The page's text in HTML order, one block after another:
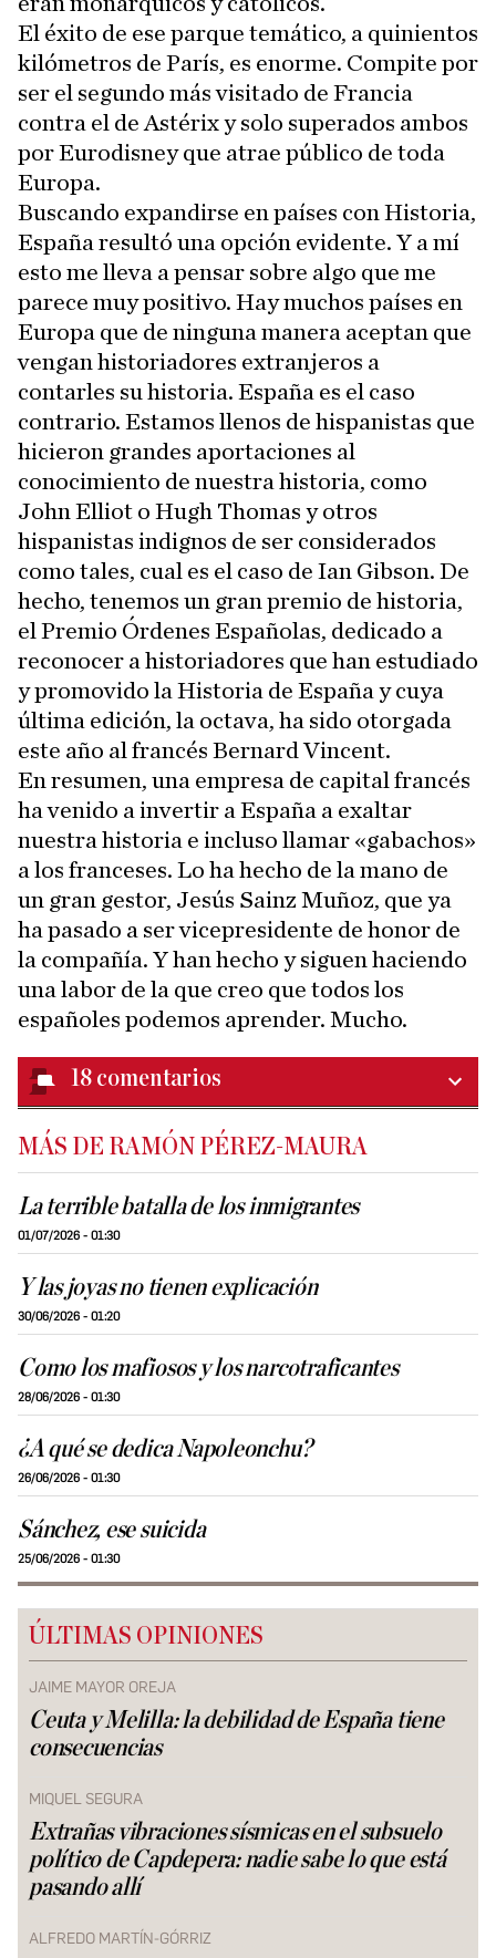
El éxito de ese parque temático, a quinientos
kilómetros de París, es enorme. Compite por
ser el segundo más visitado de Francia
contra el de Astérix y solo superados ambos
por Eurodisney que atrae público de toda
Europa.
Buscando expandirse en países con Historia,
España resultó una opción evidente. Y a mí
esto me lleva a pensar sobre algo que me
parece muy positivo. Hay muchos países en
Europa que de ninguna manera aceptan que
vengan historiadores extranjeros a
contarles su historia. España es el caso
contrario. Estamos llenos de hispanistas que
hicieron grandes aportaciones al
conocimiento de nuestra historia, como
John Elliot o Hugh Thomas y otros
hispanistas indignos de ser considerados
como tales, cual es el caso de Ian Gibson. De
hecho, tenemos un gran premio de historia,
el Premio Órdenes Españolas, dedicado a
reconocer a historiadores que han estudiado
y promovido la Historia de España y cuya
última edición, la octava, ha sido otorgada
este año al francés Bernard Vincent.
En resumen, una empresa de capital francés
ha venido a invertir a España a exaltar
nuestra historia e incluso llamar «gabachos»
a los franceses. Lo ha hecho de la mano de
un gran gestor, Jesús Sainz Muñoz, que ya
ha pasado a ser vicepresidente de honor de
la compañía. Y han hecho y siguen haciendo
una labor de la que creo que todos los
españoles podemos aprender. Mucho.
18 comentarios
MÁS DE RAMÓN PÉREZ-MAURA
La terrible batalla de los inmigrantes
01/07/2026 - 01:30
Y las joyas no tienen explicación
30/06/2026 - 01:20
Como los mafiosos y los narcotraficantes
28/06/2026 - 01:30
¿A qué se dedica Napoleonchu?
26/06/2026 - 01:30
Sánchez, ese suicida
25/06/2026 - 01:30
ÚLTIMAS OPINIONES
JAIME MAYOR OREJA
Ceuta y Melilla: la debilidad de España tiene
consecuencias
MIQUEL SEGURA
Extrañas vibraciones sísmicas en el subsuelo
político de Capdepera: nadie sabe lo que está
pasando allí
ALFREDO MARTÍN-GÓRRIZ